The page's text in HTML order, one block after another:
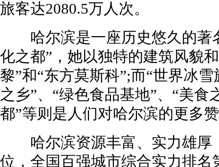
旅客达2080.5万人次。
哈尔滨是一座历史悠久的著
化之都”，她以独特的建筑风貌
黎”和“东方莫斯科”;而“世界冰
之乡”、“绿色食品基地”、“美食
都”等则是人们对哈尔滨的更多
哈尔滨资源丰富、实力雄厚
位，全国百强城市综合实力排